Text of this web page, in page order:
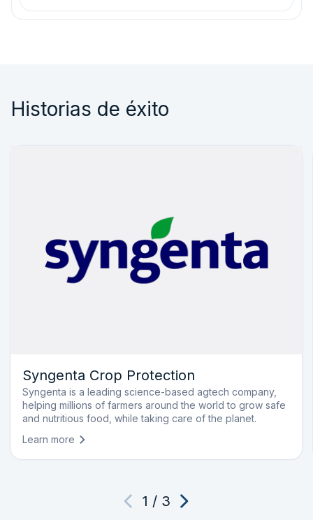
Historias de éxito
Syngenta Crop Protection
Syngenta is a leading science-based agtech company,
helping millions of farmers around the world to grow safe
and nutritious food, while taking care of the planet.
Learn more
1 / 3